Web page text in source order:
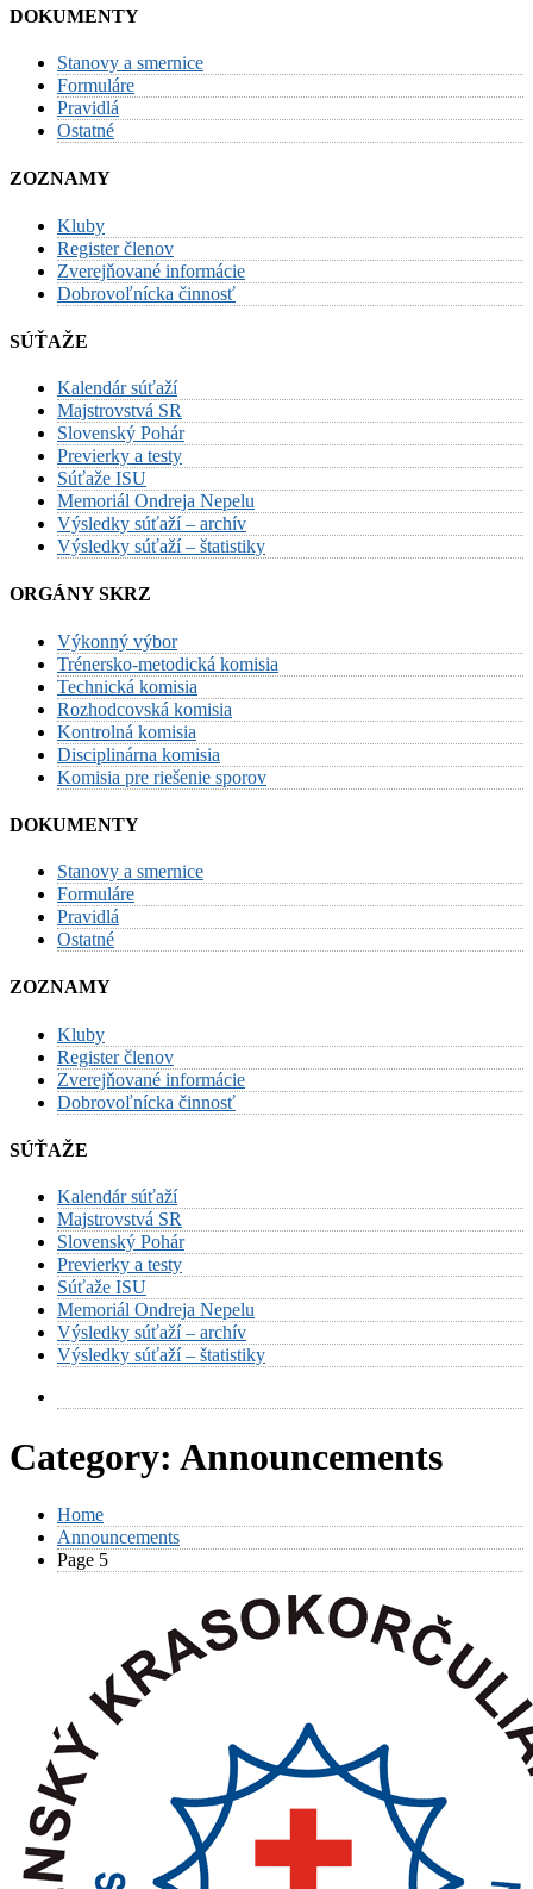
DOKUMENTY
Stanovy a smernice
Formuláre
Pravidlá
Ostatné
ZOZNAMY
Kluby
Register členov
Zverejňované informácie
Dobrovoľnícka činnosť
SÚŤAŽE
Kalendár súťaží
Majstrovstvá SR
Slovenský Pohár
Previerky a testy
Súťaže ISU
Memoriál Ondreja Nepelu
Výsledky súťaží – archív
Výsledky súťaží – štatistiky
ORGÁNY SKRZ
Výkonný výbor
Trénersko-metodická komisia
Technická komisia
Rozhodcovská komisia
Kontrolná komisia
Disciplinárna komisia
Komisia pre riešenie sporov
DOKUMENTY
Stanovy a smernice
Formuláre
Pravidlá
Ostatné
ZOZNAMY
Kluby
Register členov
Zverejňované informácie
Dobrovoľnícka činnosť
SÚŤAŽE
Kalendár súťaží
Majstrovstvá SR
Slovenský Pohár
Previerky a testy
Súťaže ISU
Memoriál Ondreja Nepelu
Výsledky súťaží – archív
Výsledky súťaží – štatistiky
Category: Announcements
Home
Announcements
Page 5